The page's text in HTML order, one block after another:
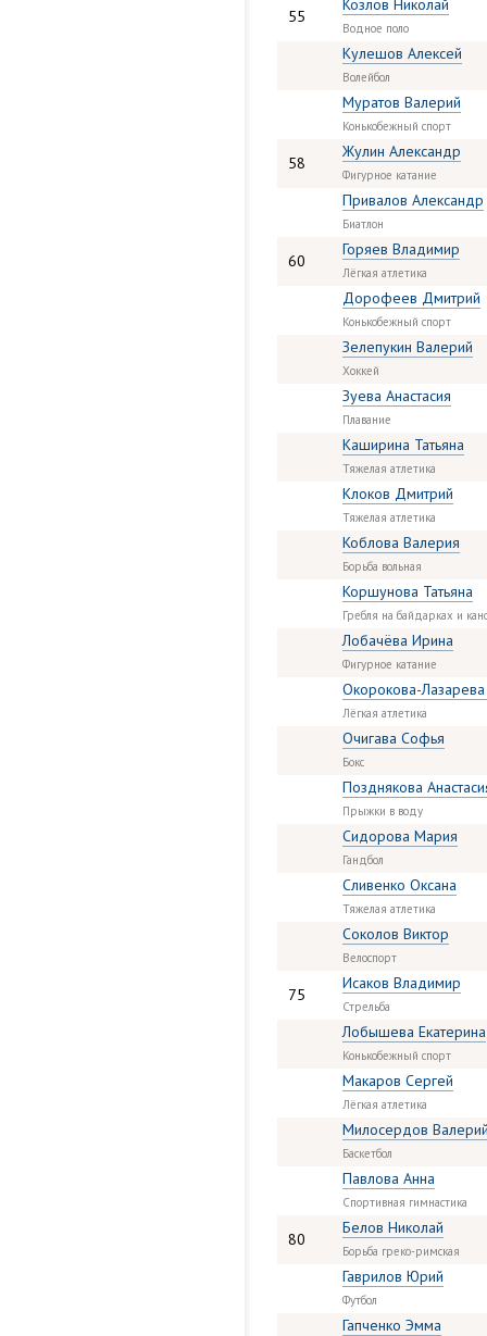
55
Козлов Николай
Водное поло
Кулешов Алексей
Волейбол
Муратов Валерий
Конькобежный спорт
58
Жулин Александр
Фигурное катание
Привалов Александр
Биатлон
60
Горяев Владимир
Лёгкая атлетика
Дорофеев Дмитрий
Конькобежный спорт
Зелепукин Валерий
Хоккей
Зуева Анастасия
Плавание
Каширина Татьяна
Тяжелая атлетика
Клоков Дмитрий
Тяжелая атлетика
Коблова Валерия
Борьба вольная
Коршунова Татьяна
Гребля на байдарках и
Лобачёва Ирина
Фигурное катание
Окорокова-Лазарева
Лёгкая атлетика
Очигава Софья
Бокс
Позднякова
Прыжки в воду
Сидорова Мария
Гандбол
Сливенко Оксана
Тяжелая атлетика
Соколов Виктор
Велоспорт
75
Исаков Владимир
Стрельба
Лобышева Екатерина
Конькобежный спорт
Макаров Сергей
Лёгкая атлетика
Милосердов
Баскетбол
Павлова Анна
Спортивная гимнастика
80
Белов Николай
Борьба греко-римская
Гаврилов Юрий
Футбол
Гапченко Эмма